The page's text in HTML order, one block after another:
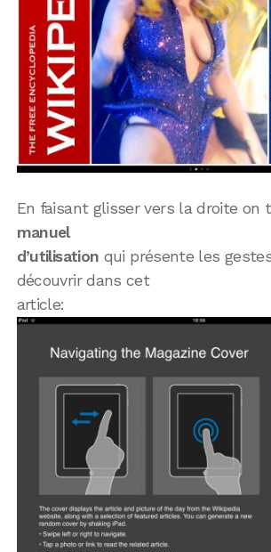
En faisant glisser vers la droite on
manuel
d’utilisation qui présente les
découvrir dans cet
article: